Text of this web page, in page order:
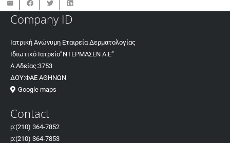
Company ID
Ιατρική Ανώνυμη Εταιρεία Δερματολογίας
Ιδιωτικό Ιατρείο”ΝΤΕΡΜΑΣΕΝ Α.Ε”
Α.Αδείας:3753
ΔΟΥ:ΦΑΕ ΑΘΗΝΩΝ
Google maps
Contact
p:(210) 364-7852
p:(210) 364-7853